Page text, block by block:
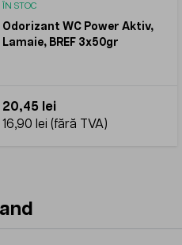
ÎN STOC
Odorizant WC Power Aktiv,
Lamaie, BREF 3x50gr
20,45 lei
16,90 lei